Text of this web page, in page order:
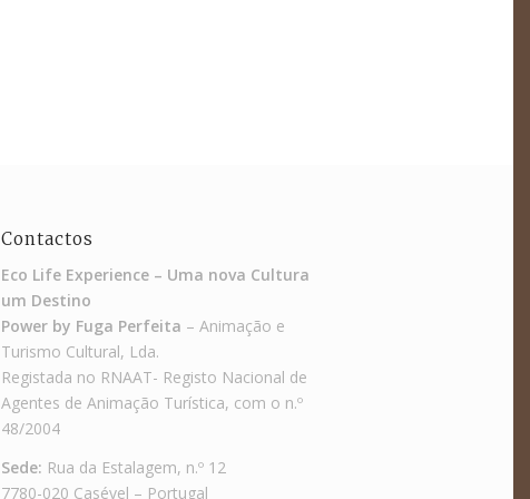
Contactos
Eco Life Experience – Uma nova Cultura
um Destino
Power by Fuga Perfeita – Animação e
Turismo Cultural, Lda.
Registada no RNAAT- Registo Nacional de
Agentes de Animação Turística, com o n.º
48/2004
Sede: Rua da Estalagem, n.º 12
7780-020 Casével – Portugal